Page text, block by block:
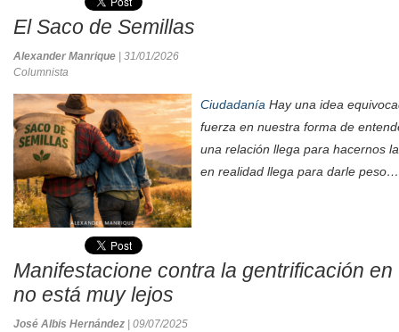
El Saco de Semillas
Alexander Manrique
| 31/01/2026
Columnista
Ciudadanía Hay una idea
fuerza en nuestra forma de
una relación llega para hacernos
en realidad llega para darle
Manifestacione contra la gentrificación
no está muy lejos
José Albis Hernández
| 09/07/2025